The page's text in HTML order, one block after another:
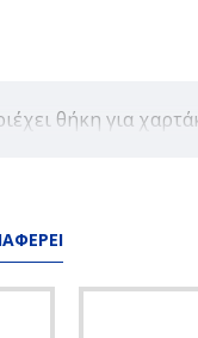
θήκη για